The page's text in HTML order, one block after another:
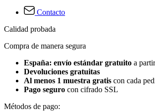
Contacto
Calidad probada
Compra de manera segura
España: envío estándar gratuito a
Devoluciones gratuitas
Al menos 1 muestra gratis con cada
Pago seguro con cifrado SSL
Métodos de pago: